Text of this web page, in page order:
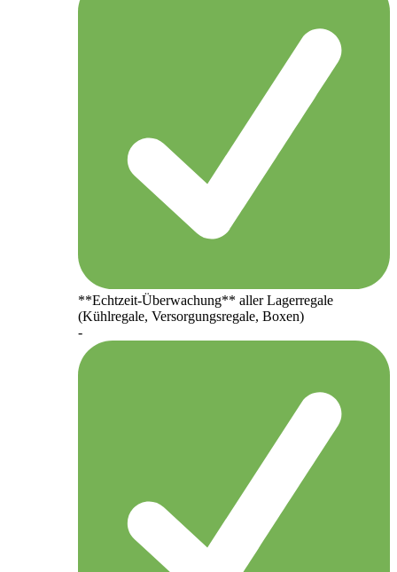
**Echtzeit-Überwachung** aller Lagerregale
(Kühlregale, Versorgungsregale, Boxen)
-